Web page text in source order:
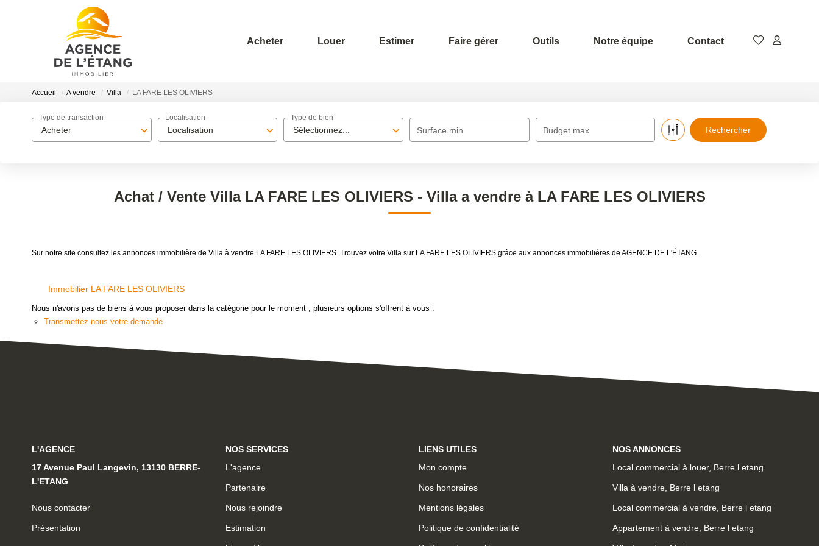
Acheter Louer Estimer Faire gérer Outils Notre équipe Contact
Accueil A vendre Villa LA FARE LES OLIVIERS
Acheter
Type de transaction
Localisation
Localisation
Sélectionnez...
Type de bien
Surface min Budget max
Achat / Vente Villa LA FARE LES OLIVIERS - Villa a vendre à LA FARE LES OLIVIERS
Sur notre site consultez les annonces immobilière de Villa à vendre LA FARE LES OLIVIERS. Trouvez votre Villa sur LA FARE LES OLIVIERS grâce aux annonces immobilières de AGENCE DE L'ÉTANG.
Immobilier LA FARE LES OLIVIERS
Nous n'avons pas de biens à vous proposer dans la catégorie pour le moment , plusieurs options s'offrent à vous :
Transmettez-nous votre demande
L'AGENCE
17 Avenue Paul Langevin, 13130 BERRE-
L'ETANG
Nous contacter
Présentation
NOS SERVICES
L'agence
Partenaire
Nous rejoindre
Estimation
LIENS UTILES
Mon compte
Nos honoraires
Mentions légales
Politique de confidentialité
NOS ANNONCES
Local commercial à louer, Berre l etang
Villa à vendre, Berre l etang
Local commercial à vendre, Berre l etang
Appartement à vendre, Berre l etang